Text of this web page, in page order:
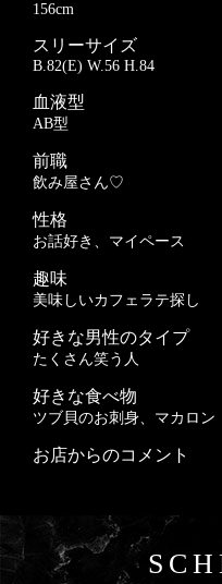
156cm
スリーサイズ
B.82(E) W.56 H.84
血液型
AB型
前職
飲み屋さん♡
性格
お話好き、マイペース
趣味
美味しいカフェラテ探し
好きな男性のタイプ
たくさん笑う人
好きな食べ物
ツブ貝のお刺身、マカロン
お店からのコメント